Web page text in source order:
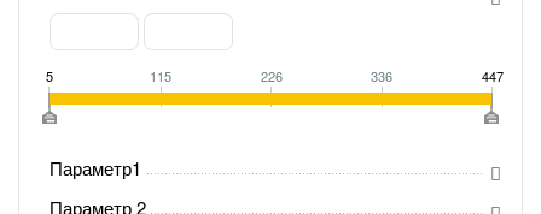
5 115 226 336 447
Параметр1
Параметр 2